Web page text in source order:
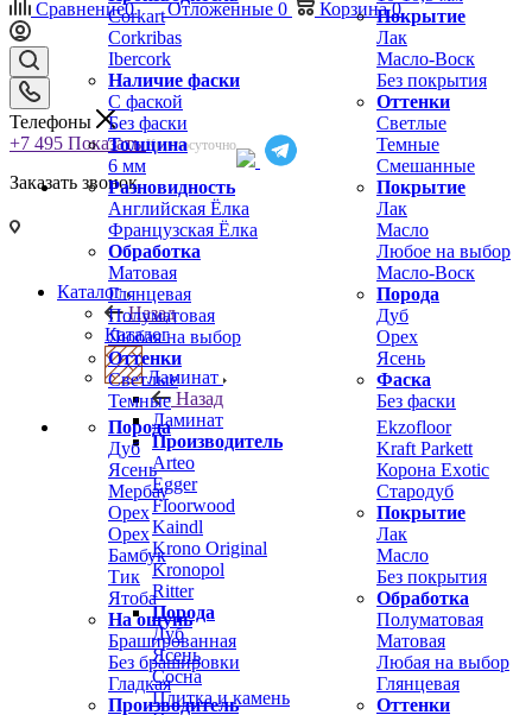
Corkart
Corkribas
Ibercork
Наличие фаски
С фаской
Без фаски
Толщина
6 мм
Покрытие
Лак
Масло-Воск
Без покрытия
Оттенки
Светлые
Темные
Смешанные
Разновидность
Английская Ёлка
Французская Ёлка
Обработка
Матовая
Глянцевая
Полуматовая
Любая на выбор
Оттенки
Светлые
Темные
Покрытие
Лак
Масло
Любое на выбор
Масло-Воск
Порода
Дуб
Орех
Ясень
Фаска
Без фаски
Порода
Дуб
Ясень
Мербау
Орех
Орех
Бамбук
Тик
Ятоба
На ощупь
Брашированная
Без брашировки
Гладкая
Производитель
Ekzofloor
Kraft Parkett
Корона Exotic
Стародуб
Покрытие
Лак
Масло
Без покрытия
Обработка
Полуматовая
Матовая
Любая на выбор
Глянцевая
Оттенки
Сравнение0 Отложенные 0 Корзина 0
Телефоны
+7 495 Показать Круглосуточно
Заказать звонок
Каталог
Назад
Каталог
Ламинат
Назад
Ламинат
Производитель
Arteo
Egger
Floorwood
Kaindl
Krono Original
Kronopol
Ritter
Порода
Дуб
Ясень
Сосна
Плитка и камень